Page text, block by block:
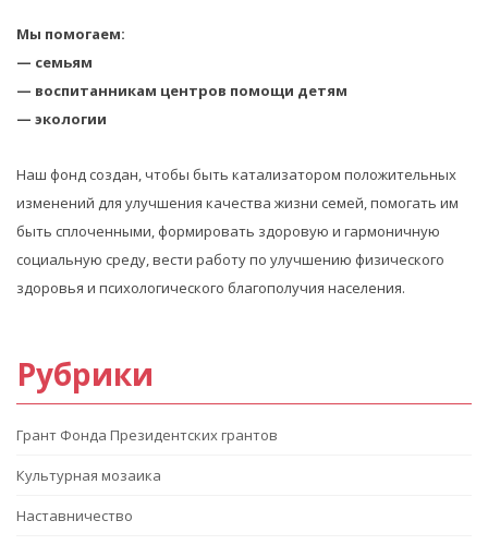
Мы помогаем:
— семьям
— воспитанникам центров помощи детям
— экологии
Наш фонд создан, чтобы быть катализатором положительных
изменений для улучшения качества жизни семей, помогать им
быть сплоченными, формировать здоровую и гармоничную
социальную среду, вести работу по улучшению физического
здоровья и психологического благополучия населения.
Рубрики
Грант Фонда Президентских грантов
Культурная мозаика
Наставничество